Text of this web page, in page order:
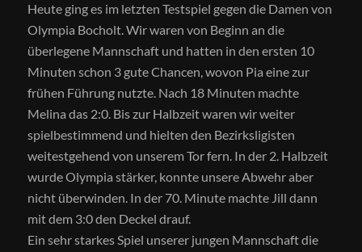
Heute ging es im letzten Testspiel gegen die Damen von
Olympia Bocholt. Wir waren von Beginn an die
überlegene Mannschaft und hatten in den ersten 10
Minuten schon 3 gute Chancen, wovon Pia eine zur
frühen Führung nutzte. Nach 18 Minuten machte
Melina das 2:0. Bis zur Halbzeit waren wir weiter
spielbestimmend und hielten den Bezirksligisten
weitestgehend von unserem Tor fern. In der 2. Halbzeit
wurde Olympia stärker, konnte unsere Abwehr aber
nicht überwinden. In der 70. Minute machte Jill dann
mit dem 3:0 den Deckel drauf.
Ein sehr starkes Spiel unserer jungen Mannschaft die